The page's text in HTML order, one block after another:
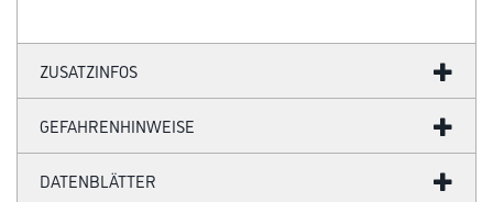
ZUSATZINFOS
GEFAHRENHINWEISE
DATENBLÄTTER